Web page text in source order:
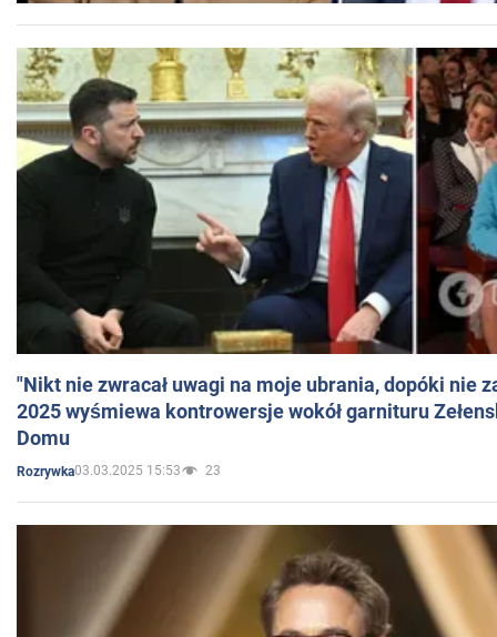
"Nikt nie zwracał uwagi na moje ubrania, dopóki nie
2025 wyśmiewa kontrowersje wokół garnituru
Domu
Rozrywka03.03.2025 15:53 23